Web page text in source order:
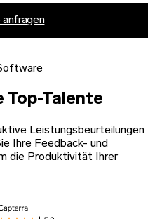
anfragen
Top-Talente
Leistungsbeurteilungen
Ihre Feedback- und
die Produktivität Ihrer